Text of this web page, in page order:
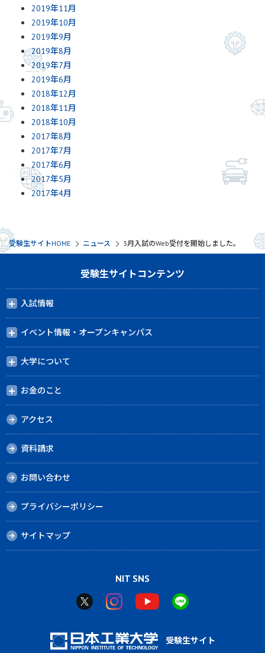
2019年11月
2019年10月
2019年9月
2019年8月
2019年7月
2019年6月
2018年12月
2018年11月
2018年10月
2017年8月
2017年7月
2017年6月
2017年5月
2017年4月
受験生サイトHOME ニュース 3月入試のWeb受付を開始しました。
受験生サイトコンテンツ
入試情報
イベント情報・オープンキャンパス
大学について
お金のこと
アクセス
資料請求
お問い合わせ
プライバシーポリシー
サイトマップ
NIT SNS
受験生サイト